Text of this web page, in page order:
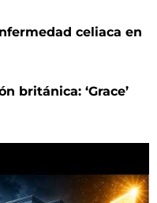
celiaca en
británica: ‘Grace’